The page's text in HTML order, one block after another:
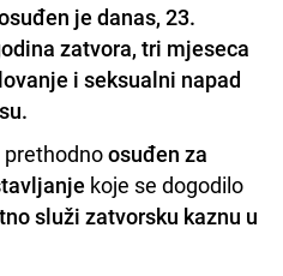
je danas, 23.
zatvora, tri mjeseca
i seksualni napad
prethodnoosuđen za
koje se dogodilo
služi zatvorsku kaznu u